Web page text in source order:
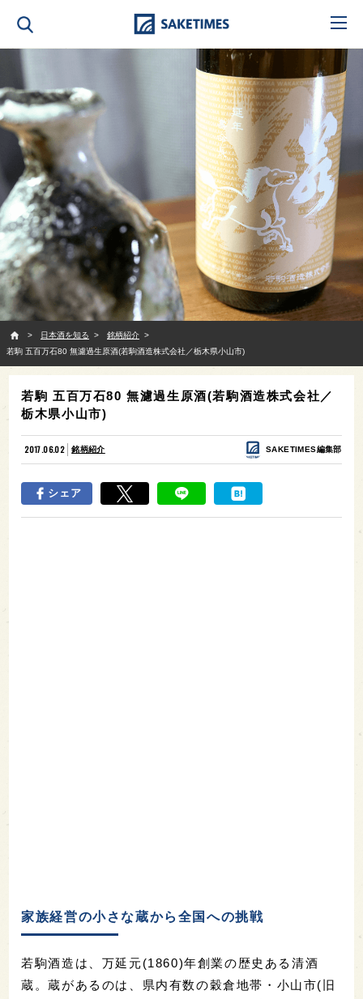
日本酒を知る
銘柄紹介
若駒 五百万石80 無濾過生原酒(若駒酒造株式会社／栃木県小山市)
若駒 五百万石80 無濾過生原酒(若駒酒造株式会社／
栃木県小山市)
2017.06.02 銘柄紹介 SAKETIMES編集部
シェア
家族経営の小さな蔵から全国への挑戦
若駒酒造は、万延元(1860)年創業の歴史ある清酒
蔵。蔵があるのは、県内有数の穀倉地帯・小山市(旧